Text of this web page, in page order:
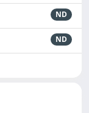
ND
ND